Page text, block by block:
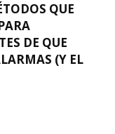
QUE
DE QUE
(Y EL